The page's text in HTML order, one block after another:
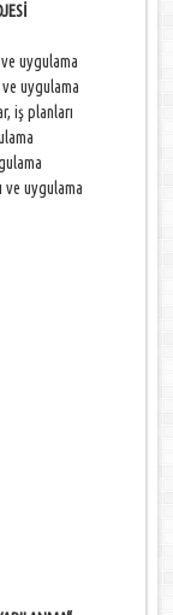
uygulama
uygulama
iş planları
ve uygulama